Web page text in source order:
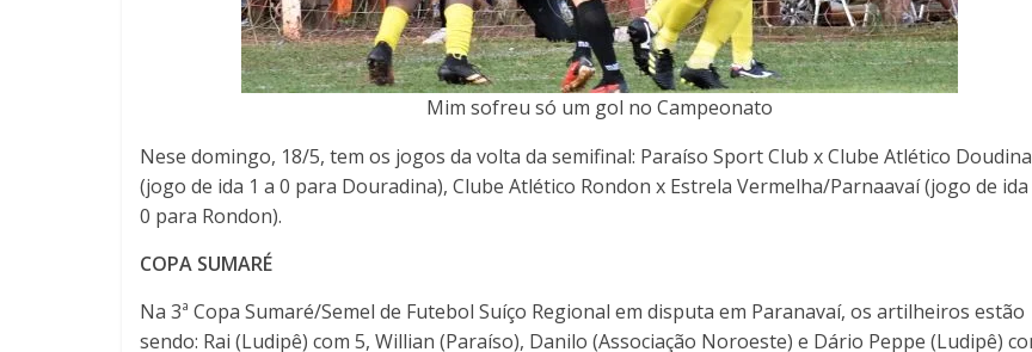
Mim sofreu só um gol no Campeonato
Nese domingo, 18/5, tem os jogos da volta da semifinal: Paraíso Sport Club x Clube Atlético Doudina
(jogo de ida 1 a 0 para Douradina), Clube Atlético Rondon x Estrela Vermelha/Parnaavaí (jogo de ida
0 para Rondon).
COPA SUMARÉ
Na 3ª Copa Sumaré/Semel de Futebol Suíço Regional em disputa em Paranavaí, os artilheiros estão
sendo: Rai (Ludipê) com 5, Willian (Paraíso), Danilo (Associação Noroeste) e Dário Peppe (Ludipê)